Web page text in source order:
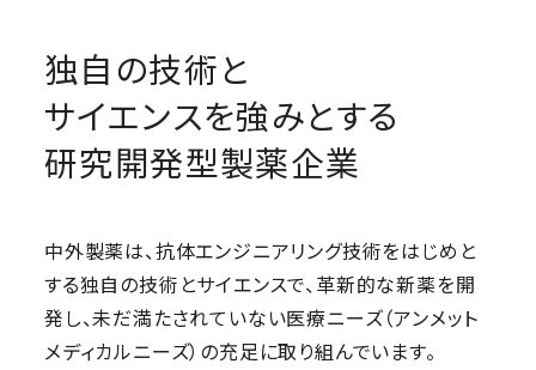
独自の技術と
サイエンスを強みとする
研究開発型製薬企業
中外製薬は、抗体エンジニアリング技術をはじめと
する独自の技術とサイエンスで、革新的な新薬を開
発し、未だ満たされていない医療ニーズ（アンメット
メディカルニーズ）の充足に取り組んでいます。